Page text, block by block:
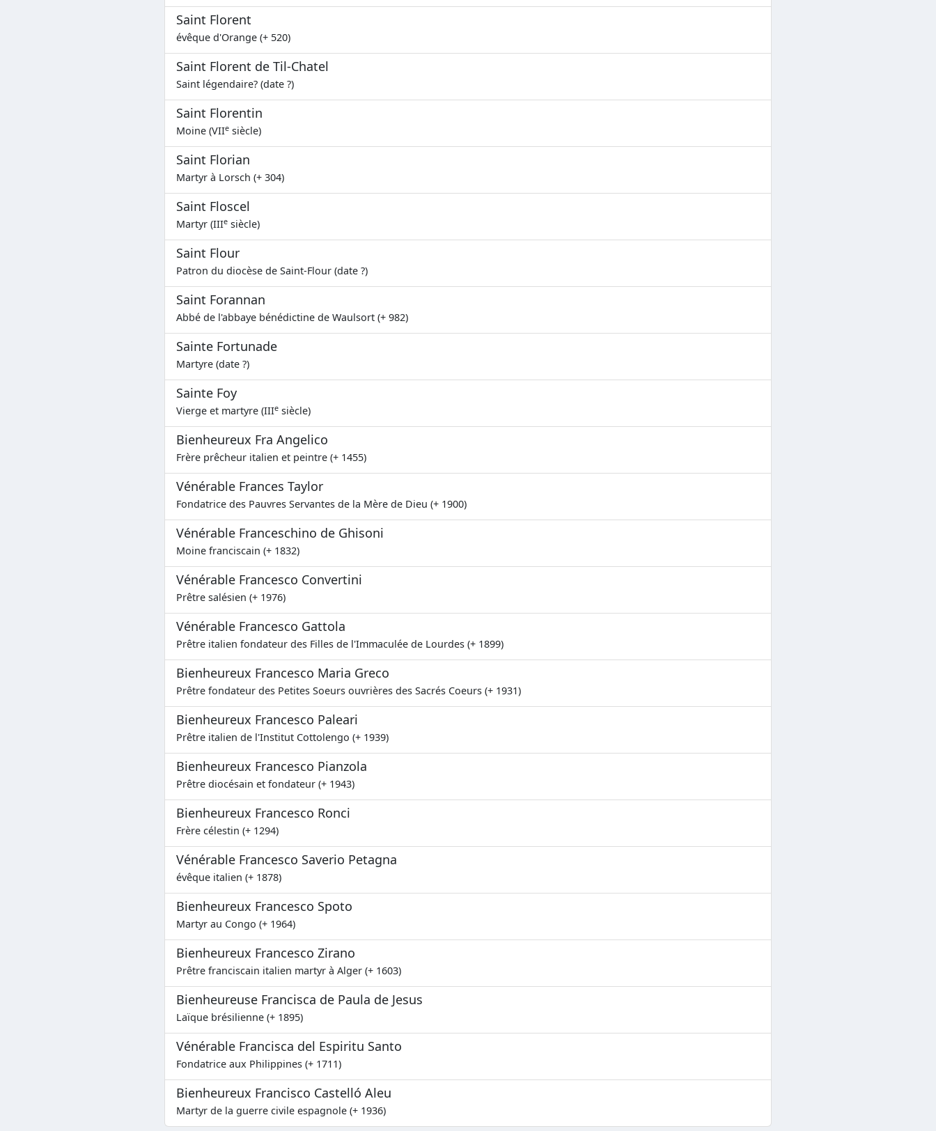
Saint Florent
évêque d'Orange (+ 520)
Saint Florent de Til-Chatel
Saint légendaire? (date ?)
Saint Florentin
Moine (VIIe siècle)
Saint Florian
Martyr à Lorsch (+ 304)
Saint Floscel
Martyr (IIIe siècle)
Saint Flour
Patron du diocèse de Saint-Flour (date ?)
Saint Forannan
Abbé de l'abbaye bénédictine de Waulsort (+ 982)
Sainte Fortunade
Martyre (date ?)
Sainte Foy
Vierge et martyre (IIIe siècle)
Bienheureux Fra Angelico
Frère prêcheur italien et peintre (+ 1455)
Vénérable Frances Taylor
Fondatrice des Pauvres Servantes de la Mère de Dieu (+ 1900)
Vénérable Franceschino de Ghisoni
Moine franciscain (+ 1832)
Vénérable Francesco Convertini
Prêtre salésien (+ 1976)
Vénérable Francesco Gattola
Prêtre italien fondateur des Filles de l'Immaculée de Lourdes (+ 1899)
Bienheureux Francesco Maria Greco
Prêtre fondateur des Petites Soeurs ouvrières des Sacrés Coeurs (+ 1931)
Bienheureux Francesco Paleari
Prêtre italien de l'Institut Cottolengo (+ 1939)
Bienheureux Francesco Pianzola
Prêtre diocésain et fondateur (+ 1943)
Bienheureux Francesco Ronci
Frère célestin (+ 1294)
Vénérable Francesco Saverio Petagna
évêque italien (+ 1878)
Bienheureux Francesco Spoto
Martyr au Congo (+ 1964)
Bienheureux Francesco Zirano
Prêtre franciscain italien martyr à Alger (+ 1603)
Bienheureuse Francisca de Paula de Jesus
Laïque brésilienne (+ 1895)
Vénérable Francisca del Espiritu Santo
Fondatrice aux Philippines (+ 1711)
Bienheureux Francisco Castelló Aleu
Martyr de la guerre civile espagnole (+ 1936)